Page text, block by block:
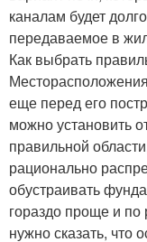
каналам будет
передаваемое в
Как выбрать
еще перед его
можно установить
правильной
рационально
обустраивать
гораздо проще и по
нужно сказать, что